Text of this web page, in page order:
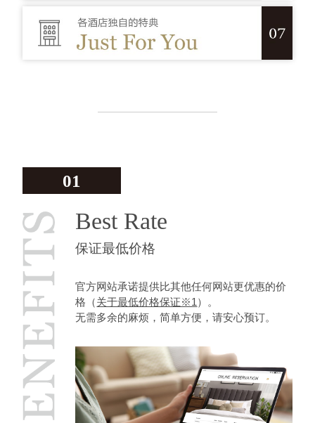
01
Best Rate
保证最低价格
官方网站承诺提供比其他任何网站更优惠的价
格（关于最低价格保证※1 ）。
无需多余的麻烦，简单方便，请安心预订。